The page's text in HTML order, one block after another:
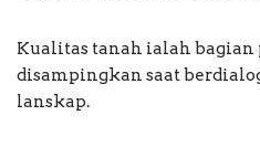
Kualitas tanah ialah
disampingkan saat
lanskap.